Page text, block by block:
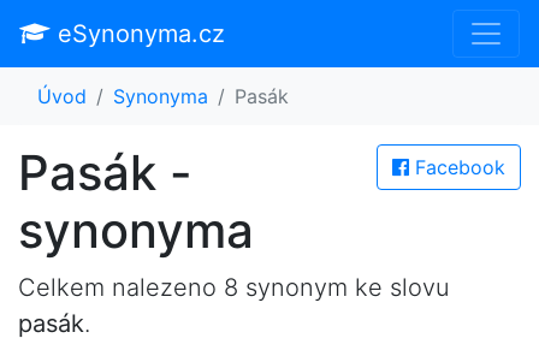
eSynonyma.cz
Úvod Synonyma Pasák
Facebook
Pasák -
synonyma
Celkem nalezeno 8 synonym ke slovu
pasák.